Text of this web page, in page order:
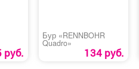
руб.
Бур «RENNBOHR
Quadro»
134 руб.